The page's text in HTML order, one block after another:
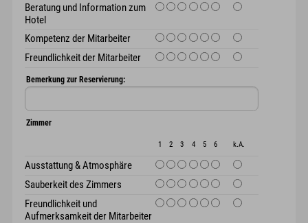
Beratung und Information zum
Hotel
Kompetenz der Mitarbeiter
Freundlichkeit der Mitarbeiter
Bemerkung zur Reservierung:
Zimmer
1 2 3 4 5 6 k.A.
Ausstattung & Atmosphäre
Sauberkeit des Zimmers
Freundlichkeit und
Aufmerksamkeit der Mitarbeiter